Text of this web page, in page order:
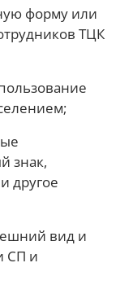
форму или
ТЦК
знак,
другое
вид и
СП и